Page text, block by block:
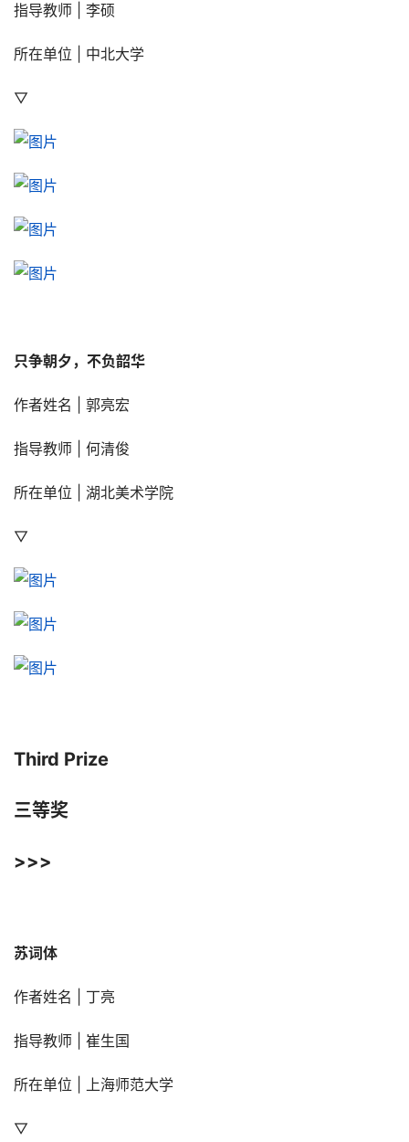
指导教师 | 李硕
所在单位 | 中北大学
▽
只争朝夕，不负韶华
作者姓名 | 郭亮宏
指导教师 | 何清俊
所在单位 | 湖北美术学院
▽
Third Prize
三等奖
>>>
苏词体
作者姓名 | 丁亮
指导教师 | 崔生国
所在单位 | 上海师范大学
▽